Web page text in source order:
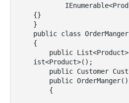
{}
}
public class OrderManger
{
ist<Product>();